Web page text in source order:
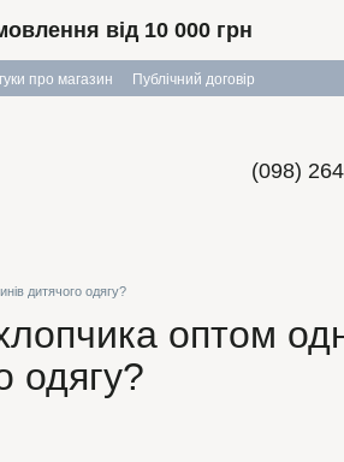
від 10 000 грн
про магазин Публічний договір
(098)
дитячого одягу?
оптом
одягу?